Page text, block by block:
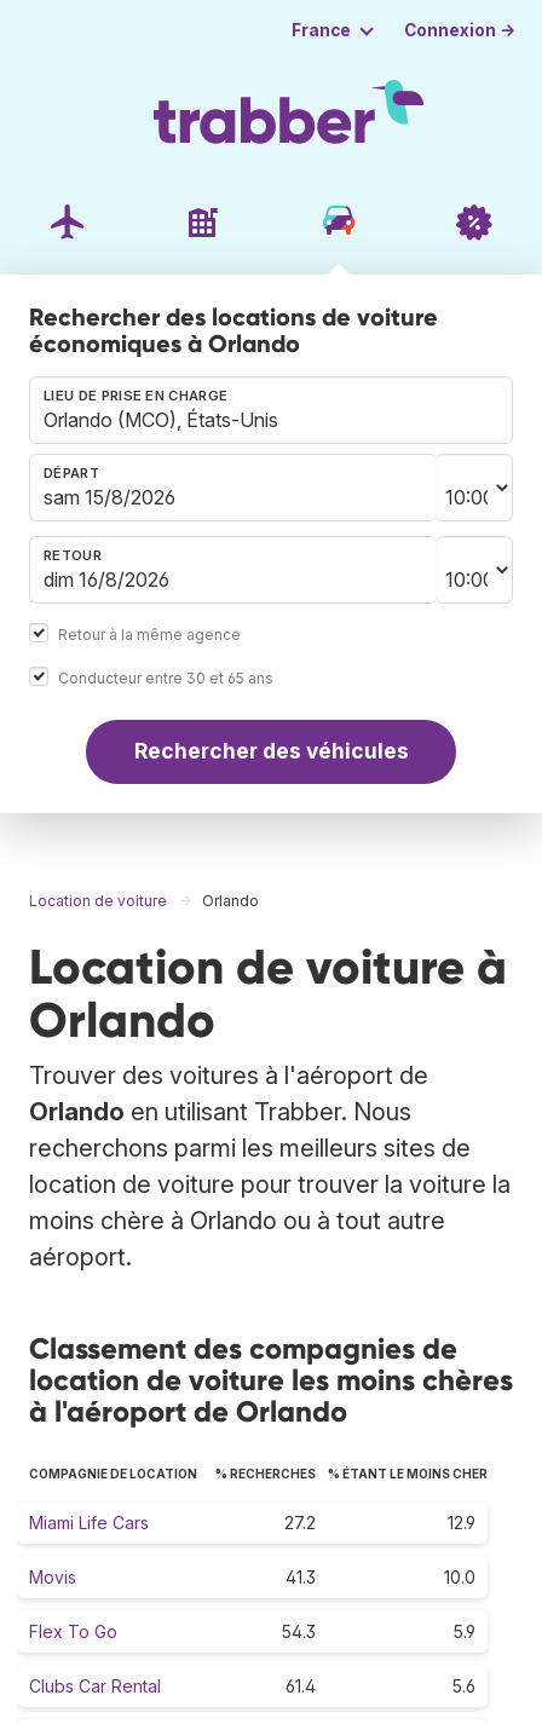
France Connexion →
Rechercher des locations de voiture
économiques à Orlando
LIEU DE PRISE EN CHARGE
DÉPART
RETOUR
Retour à la même agence
Conducteur entre 30 et 65 ans
Rechercher des véhicules
Location de voiture Orlando
Location de voiture à
Orlando
Trouver des voitures à l'aéroport de
Orlando en utilisant Trabber. Nous
recherchons parmi les meilleurs sites de
location de voiture pour trouver la voiture la
moins chère à Orlando ou à tout autre
aéroport.
Classement des compagnies de
location de voiture les moins chères
à l'aéroport de Orlando
COMPAGNIE DE LOCATION % RECHERCHES % ÉTANT LE MOINS CHER
Miami Life Cars 27.2 12.9
Movis 41.3 10.0
Flex To Go 54.3 5.9
Clubs Car Rental 61.4 5.6